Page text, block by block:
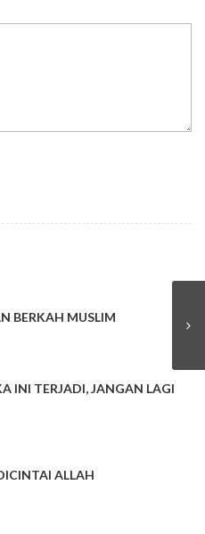
BERKAH MUSLIM
INI TERJADI, JANGAN LAGI
ALLAH